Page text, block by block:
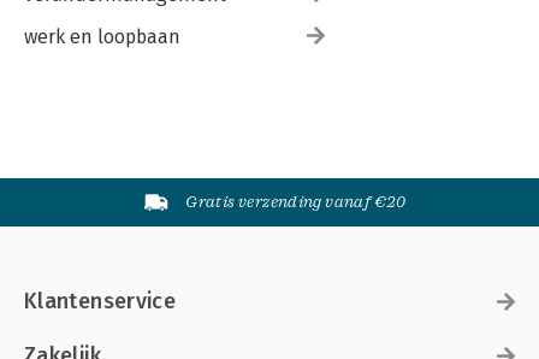
werk en loopbaan
Gratis verzending vanaf €20
Klantenservice